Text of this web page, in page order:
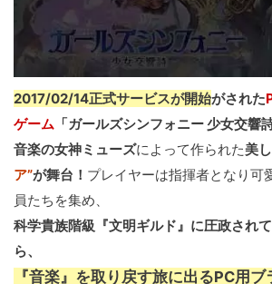
2017/02/14正式サービスが開始がされた
ゲーム 「ガールズシンフォニー 少女交響
音楽の女神ミューズによって作られた美
ア”が舞台！ プレイヤーは指揮者となり可
員たちを集め、
科学貴族階級『文明ギルド』に圧政され
ら、
『音楽』を取り戻す旅に出るPC用ブ